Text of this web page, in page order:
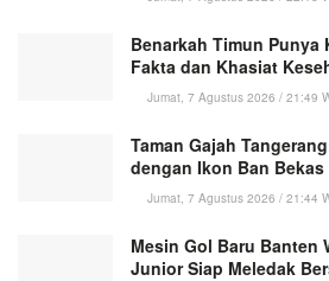
Benarkah Timun Punya
Fakta dan Khasiat
Jumat, 7 Agustus 2026 / 21:49
Taman Gajah
dengan Ikon Ban
Jumat, 7 Agustus 2026 / 21:44
Mesin Gol Baru Banten
Junior Siap Meledak